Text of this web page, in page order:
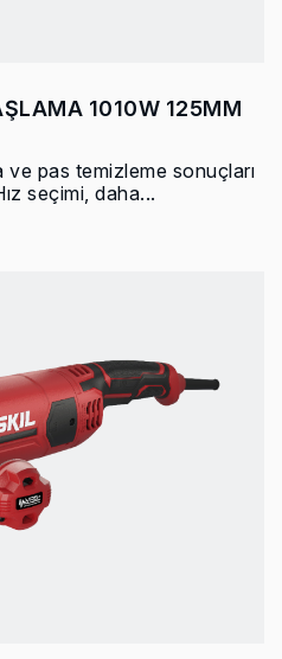
1010W 125MM
ve pas temizleme sonuçları
seçimi, daha...